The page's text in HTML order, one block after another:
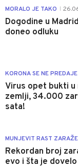
MORALO JE TAKO
Dogodine u
doneo odluku
KORONA SE NE PREDAJE
Virus opet bukti u
zemlji, 34.000
sata!
MUNJEVIT RAST
Rekordan broj
evo i šta je